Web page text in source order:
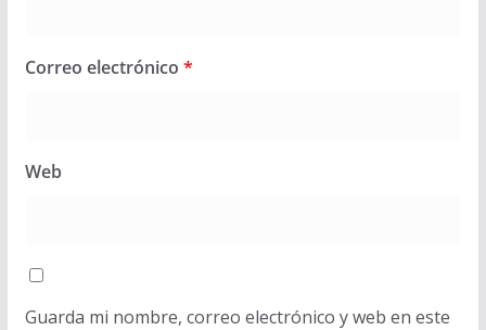
Correo electrónico *
Web
Guarda mi nombre, correo electrónico y web en este